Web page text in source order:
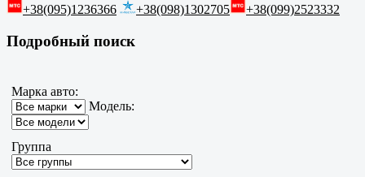
+38(095)1236366 +38(098)1302705 +38(099)2523332
Подробный поиск
Марка авто:
Модель:
Группа